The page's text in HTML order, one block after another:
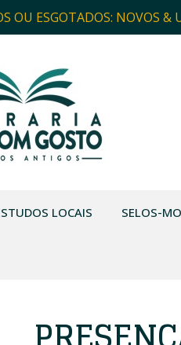
OU ESGOTADOS: NOVOS &
LOCAIS SELOS-